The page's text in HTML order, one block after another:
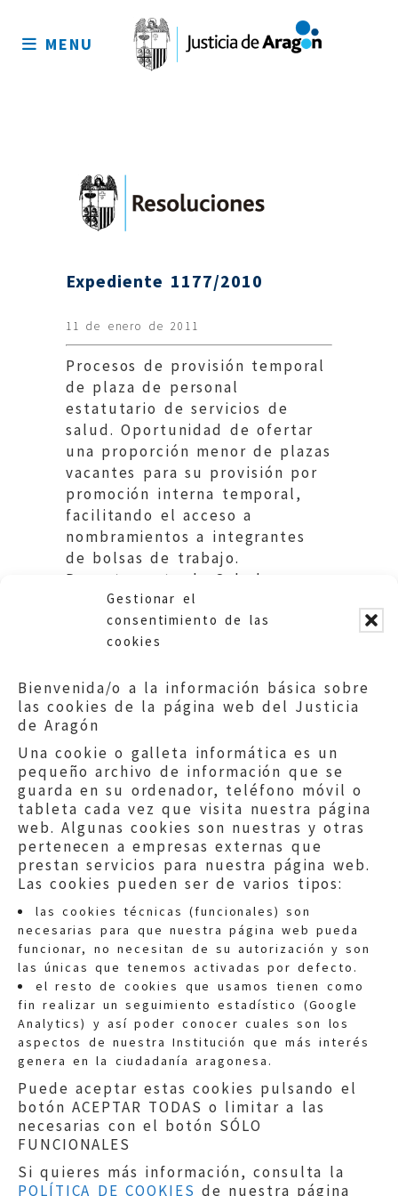
Gestionar el
consentimiento de las
cookies
Bienvenida/o a la información básica sobre
las cookies de la página web del Justicia
de Aragón
Una cookie o galleta informática es un
pequeño archivo de información que se
guarda en su ordenador, teléfono móvil o
tableta cada vez que visita nuestra página
web. Algunas cookies son nuestras y otras
pertenecen a empresas externas que
prestan servicios para nuestra página web.
Las cookies pueden ser de varios tipos:
las cookies técnicas (funcionales) son
necesarias para que nuestra página web pueda
funcionar, no necesitan de su autorización y son
las únicas que tenemos activadas por defecto.
el resto de cookies que usamos tienen como
fin realizar un seguimiento estadístico (Google
Analytics) y así poder conocer cuales son los
aspectos de nuestra Institución que más interés
genera en la ciudadanía aragonesa.
Puede aceptar estas cookies pulsando el
botón ACEPTAR TODAS o limitar a las
necesarias con el botón SÓLO
FUNCIONALES
Si quieres más información, consulta la
POLÍTICA DE COOKIES de nuestra página
sitio
MENU
Expediente 1177/2010
11 de enero de 2011
Procesos de provisión temporal
de plaza de personal
estatutario de servicios de
salud. Oportunidad de ofertar
una proporción menor de plazas
vacantes para su provisión por
promoción interna temporal,
facilitando el acceso a
nombramientos a integrantes
de bolsas de trabajo.
Departamento de Salud y
Consumo. DGA.
Quejas:quejas@eljusticiadearagon.es
Información general:
informacion@eljusticiadearagon.es
Teléfonos:900 210 210/